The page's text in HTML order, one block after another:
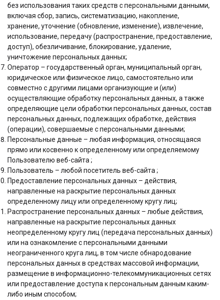
без использования таких средств с персональными данными,
включая сбор, запись, систематизацию, накопление,
хранение, уточнение (обновление, изменение), извлечение,
использование, передачу (распространение, предоставление,
доступ), обезличивание, блокирование, удаление,
уничтожение персональных данных;
Оператор – государственный орган, муниципальный орган,
юридическое или физическое лицо, самостоятельно или
совместно с другими лицами организующие и (или)
осуществляющие обработку персональных данных, а также
определяющие цели обработки персональных данных, состав
персональных данных, подлежащих обработке, действия
(операции), совершаемые с персональными данными;
Персональные данные – любая информация, относящаяся
прямо или косвенно к определенному или определяемому
Пользователю веб-сайта ;
Пользователь – любой посетитель веб-сайта ;
Предоставление персональных данных – действия,
направленные на раскрытие персональных данных
определенному лицу или определенному кругу лиц;
Распространение персональных данных – любые действия,
направленные на раскрытие персональных данных
неопределенному кругу лиц (передача персональных данных)
или на ознакомление с персональными данными
неограниченного круга лиц, в том числе обнародование
персональных данных в средствах массовой информации,
размещение в информационно-телекоммуникационных сетях
или предоставление доступа к персональным данным каким-
либо иным способом;